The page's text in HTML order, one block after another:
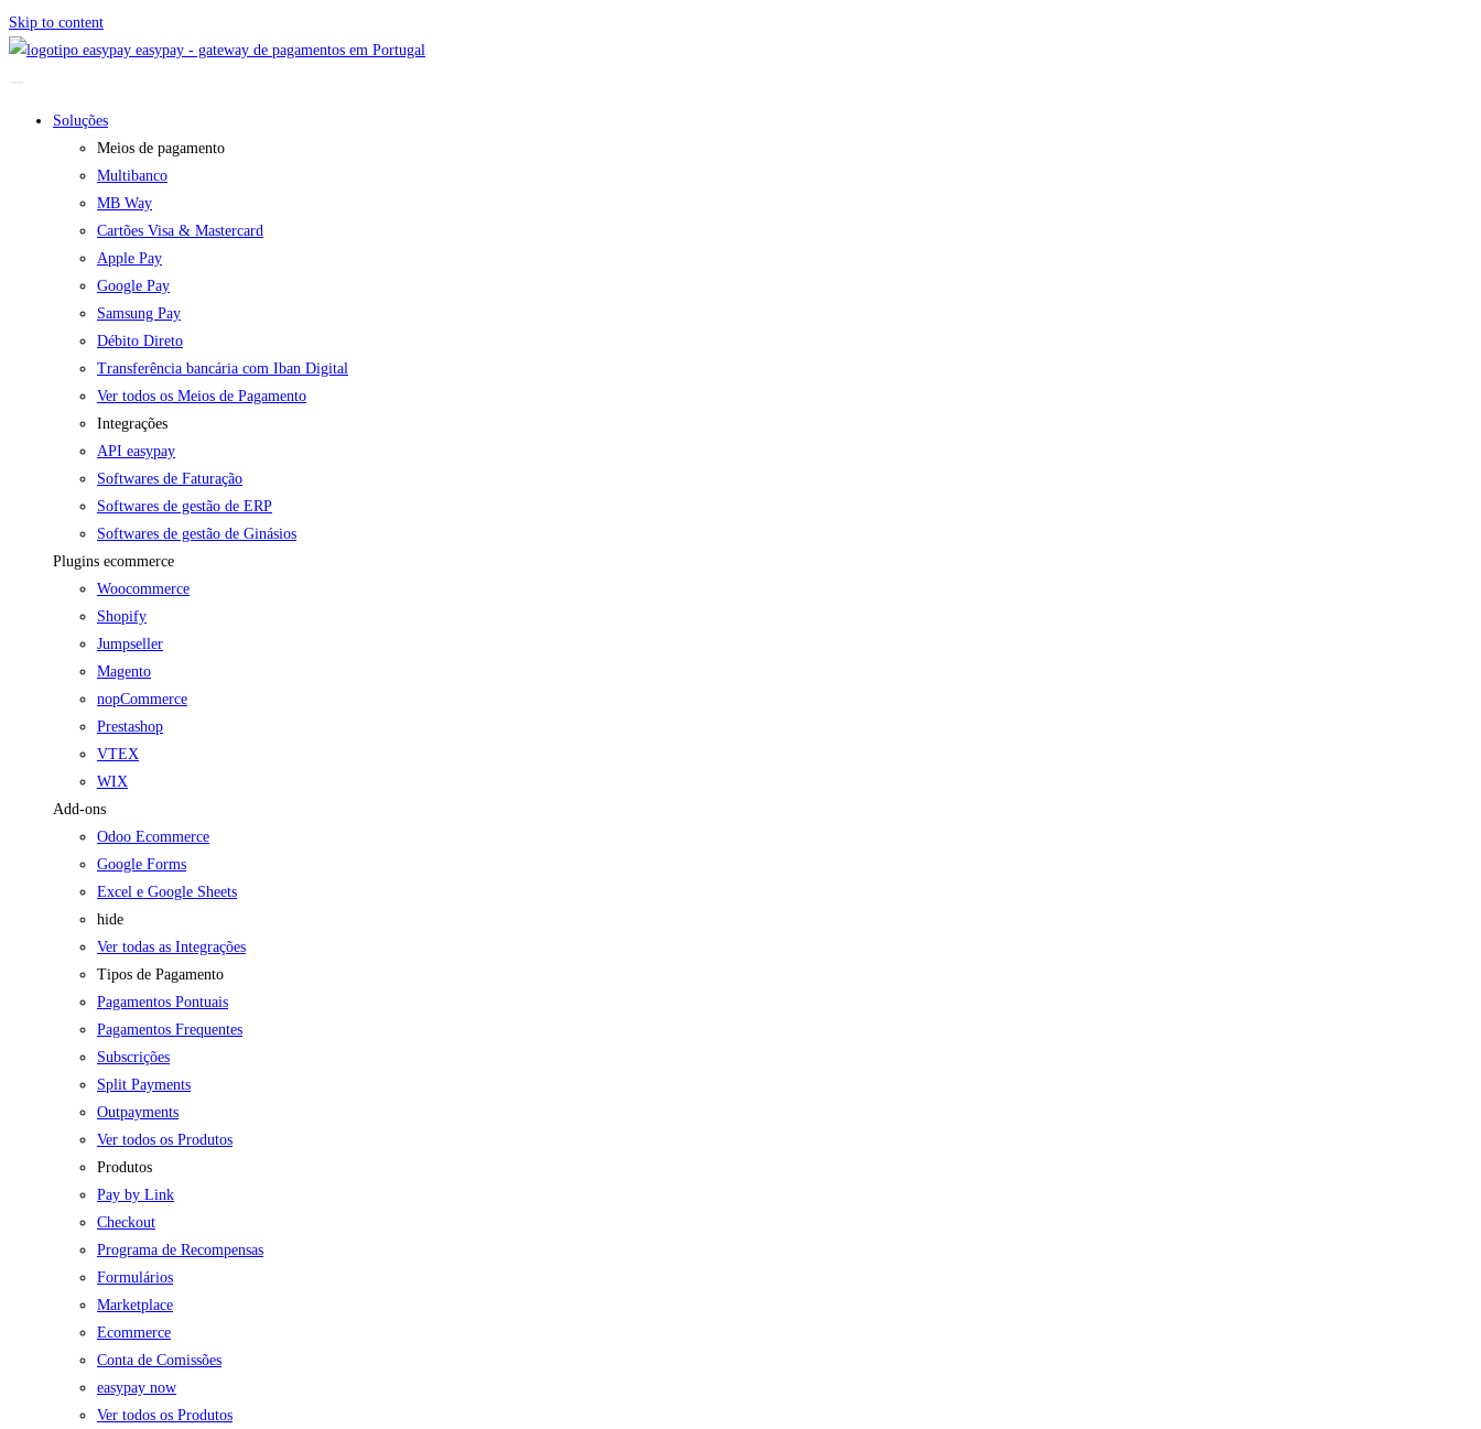
Skip to content
easypay - gateway de pagamentos em Portugal
Soluções
Meios de pagamento
Multibanco
MB Way
Cartões Visa & Mastercard
Apple Pay
Google Pay
Samsung Pay
Débito Direto
Transferência bancária com Iban Digital
Ver todos os Meios de Pagamento
Integrações
API easypay
Softwares de Faturação
Softwares de gestão de ERP
Softwares de gestão de Ginásios
Plugins ecommerce
Woocommerce
Shopify
Jumpseller
Magento
nopCommerce
Prestashop
VTEX
WIX
Add-ons
Odoo Ecommerce
Google Forms
Excel e Google Sheets
hide
Ver todas as Integrações
Tipos de Pagamento
Pagamentos Pontuais
Pagamentos Frequentes
Subscrições
Split Payments
Outpayments
Ver todos os Produtos
Produtos
Pay by Link
Checkout
Programa de Recompensas
Formulários
Marketplace
Ecommerce
Conta de Comissões
easypay now
Ver todos os Produtos